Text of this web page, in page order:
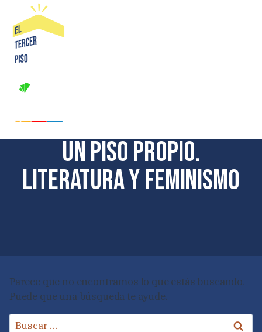
contenido
Un Piso Propio.
Literatura y feminismo
Parece que no encontramos lo que estás buscando.
Puede que una búsqueda te ayude.
Buscar: